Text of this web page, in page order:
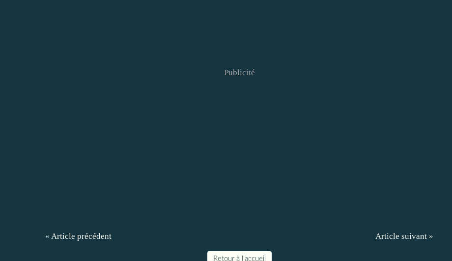
Publicité
« Article précédent Article suivant »
Retour à l'accueil